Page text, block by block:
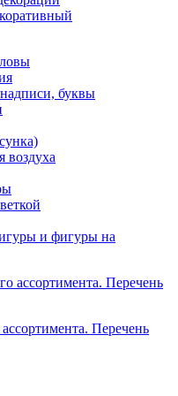
буквы
воздуха
и фигуры на
Перечень